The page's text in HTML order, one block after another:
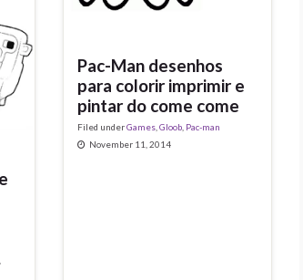
Pac-Man desenhos
para colorir imprimir e
pintar do come come
Filed underGames, Gloob, Pac-man
November 11, 2014